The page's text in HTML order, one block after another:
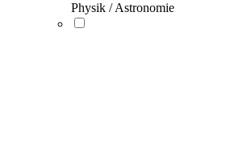
Physik / Astronomie